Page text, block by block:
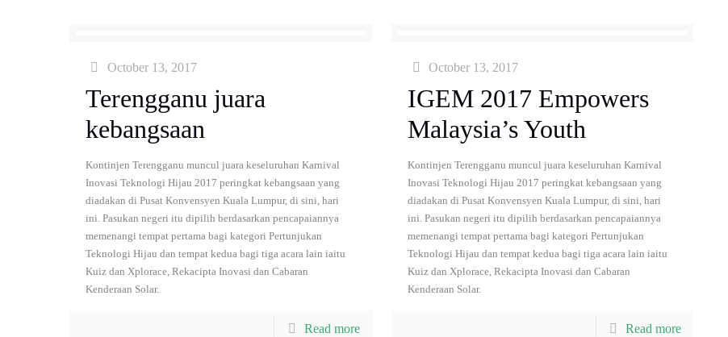
October 13, 2017
Terengganu juara
kebangsaan
Kontinjen Terengganu muncul juara keseluruhan Karnival
Inovasi Teknologi Hijau 2017 peringkat kebangsaan yang
diadakan di Pusat Konvensyen Kuala Lumpur, di sini, hari
ini. Pasukan negeri itu dipilih berdasarkan pencapaiannya
memenangi tempat pertama bagi kategori Pertunjukan
Teknologi Hijau dan tempat kedua bagi tiga acara lain iaitu
Kuiz dan Xplorace, Rekacipta Inovasi dan Cabaran
Kenderaan Solar.
Read more
October 13, 2017
IGEM 2017 Empowers
Malaysia’s Youth
Kontinjen Terengganu muncul juara keseluruhan Karnival
Inovasi Teknologi Hijau 2017 peringkat kebangsaan yang
diadakan di Pusat Konvensyen Kuala Lumpur, di sini, hari
ini. Pasukan negeri itu dipilih berdasarkan pencapaiannya
memenangi tempat pertama bagi kategori Pertunjukan
Teknologi Hijau dan tempat kedua bagi tiga acara lain iaitu
Kuiz dan Xplorace, Rekacipta Inovasi dan Cabaran
Kenderaan Solar.
Read more